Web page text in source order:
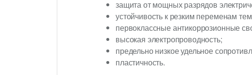
защита от мощных разрядов
устойчивость к резким переменам
первоклассные антикоррозионные
высокая электропроводность;
предельно низкое удельное
пластичность.